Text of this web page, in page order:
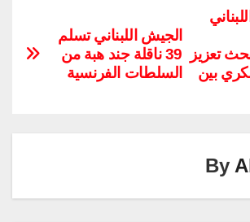
tt
er
st
gr
a
e
dI
y
Li
الجيش اللبناني تسلم
39 ناقلة جند هبة من
السلطات الفرنسية
تعزيز
بين
By